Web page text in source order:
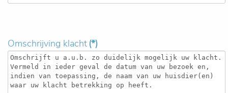
Omschrijving klacht (*)